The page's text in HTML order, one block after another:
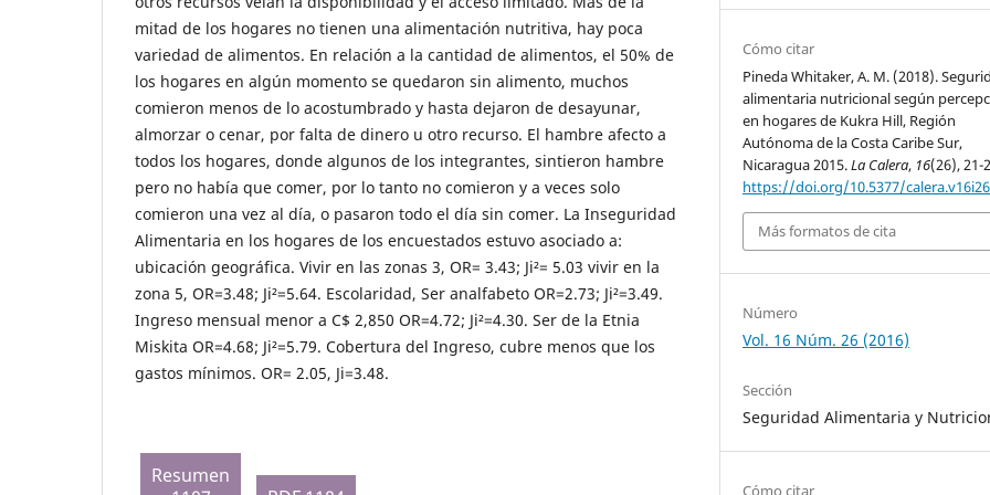
mitad de los hogares no tienen una alimentación nutritiva, hay poca
variedad de alimentos. En relación a la cantidad de alimentos, el 50% de
los hogares en algún momento se quedaron sin alimento, muchos
comieron menos de lo acostumbrado y hasta dejaron de desayunar,
almorzar o cenar, por falta de dinero u otro recurso. El hambre afecto a
todos los hogares, donde algunos de los integrantes, sintieron hambre
pero no había que comer, por lo tanto no comieron y a veces solo
comieron una vez al día, o pasaron todo el día sin comer. La Inseguridad
Alimentaria en los hogares de los encuestados estuvo asociado a:
ubicación geográfica. Vivir en las zonas 3, OR= 3.43; Ji²= 5.03 vivir en la
zona 5, OR=3.48; Ji²=5.64. Escolaridad, Ser analfabeto OR=2.73; Ji²=3.49.
Ingreso mensual menor a C$ 2,850 OR=4.72; Ji²=4.30. Ser de la Etnia
Miskita OR=4.68; Ji²=5.79. Cobertura del Ingreso, cubre menos que los
gastos mínimos. OR= 2.05, Ji=3.48.
Resumen
Cómo citar
Pineda Whitaker, A. M. (2018).
alimentaria nutricional según
en hogares de Kukra Hill, Región
Autónoma de la Costa Caribe Sur,
Nicaragua 2015.La Calera, 16(26), 21-
https://doi.org/10.5377/
Más formatos de cita
Número
Vol. 16 Núm. 26 (2016)
Sección
Seguridad Alimentaria y
Cómo citar